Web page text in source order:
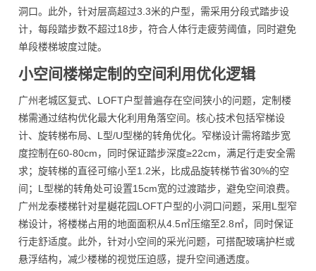
洞口。此外，针对层高超过3.3米的户型，需采用分段式踏步设
计，每段踏步数不超过18步，符合人体行走疲劳阈值，同时避免
单段楼梯坡度过陡。
小空间楼梯定制的空间利用优化逻辑
广州老城区复式、LOFT户型普遍存在空间狭小的问题，定制楼
梯需通过结构优化最大化利用角落空间。核心技术包括窄梯设
计、旋转梯布局、L型/U型梯的转角优化。窄梯设计需将踏步宽
度控制在60-80cm，同时保证踏步深度≥22cm，满足行走安全需
求；旋转梯的直径可缩小至1.2米，比成品旋转梯节省30%的空
间；L型梯的转角处可设置15cm宽的过渡踏步，避免空间浪费。
广州龙泰楼梯针对星樾花园LOFT户型的小洞口问题，采用L型窄
梯设计，将楼梯占用的地面面积从4.5㎡压缩至2.8㎡，同时保证
行走舒适度。此外，针对小空间的采光问题，可搭配玻璃护栏或
悬浮结构，减少楼梯的视觉压迫感，提升空间通透度。